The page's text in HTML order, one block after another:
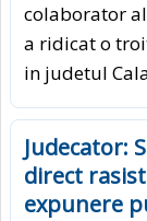
colaborator
a ridicat o
in judetul
Judecator:
direct
expunere